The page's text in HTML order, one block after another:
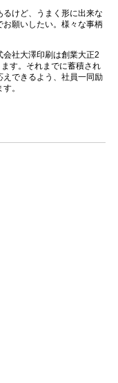
けど、うまく形に出来な
願いしたい。様々な事柄
社大澤印刷は創業大正2
す。それまでに蓄積され
できるよう、社員一同励
。